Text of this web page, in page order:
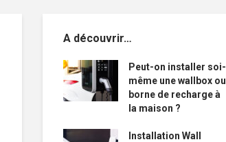
A découvrir…
Peut-on installer soi-
même une wallbox ou
borne de recharge à
la maison ?
Installation Wall